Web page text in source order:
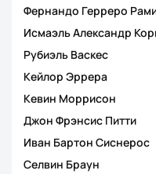
Фернандо Герреро
Исмаэль Александр
Рубиэль Васкес
Кейлор Эррера
Кевин Моррисон
Джон Фрэнсис Питти
Иван Бартон Сиснерос
Селвин Браун